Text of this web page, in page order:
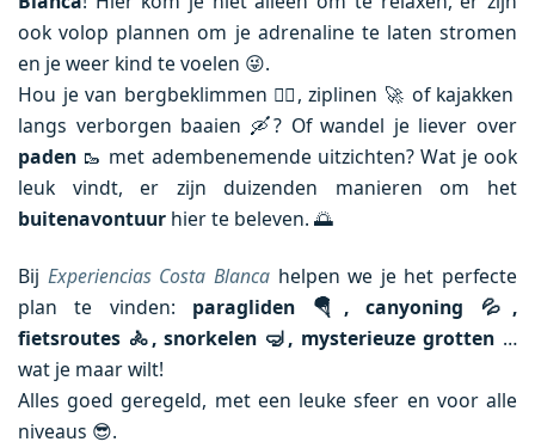
ook volop plannen om je adrenaline te laten stromen
en je weer kind te voelen 😜.
Hou je van bergbeklimmen 🧗‍♂️, ziplinen 🚀 of kajakken
langs verborgen baaien 🛶? Of wandel je liever over
paden 🥾 met adembenemende uitzichten? Wat je ook
leuk vindt, er zijn duizenden manieren om het
buitenavontuur hier te beleven. 🌅
Bij Experiencias Costa Blancahelpen we je het perfecte
plan te vinden: paragliden 🪂 , canyoning 💦 ,
fietsroutes 🚴, snorkelen 🤿, mysterieuze grotten …
wat je maar wilt!
Alles goed geregeld, met een leuke sfeer en voor alle
niveaus 😎.